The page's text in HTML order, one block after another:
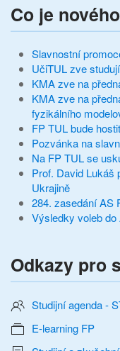
Co je
Slavnostní
UčiTUL zve
KMA zve na
KMA zve na
fyzikálního
FP TUL bude
Pozvánka na
Na FP TUL se
Prof. David Lukáš
Ukrajině
284. zasedání AS
Výsledky voleb do
Odkazy pro
Studijní agenda -
E-learning FP